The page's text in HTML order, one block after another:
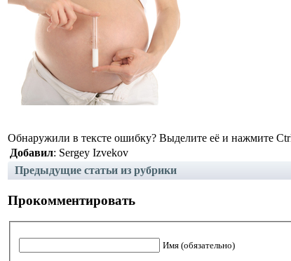
Обнаружили в тексте ошибку? Выделите её и нажмите
Добавил: Sergey Izvekov
Предыдущие статьи из рубрики
Прокомментировать
Имя (обязательно)